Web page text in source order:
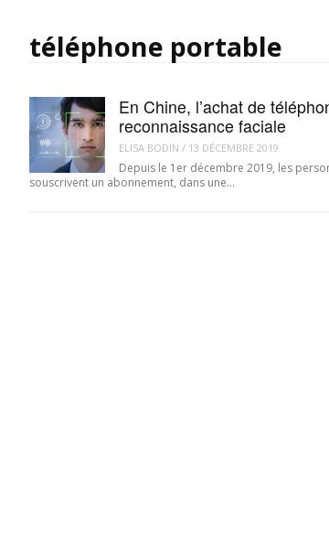
téléphone portable
En Chine, l’achat de
reconnaissance faciale
ELISA BODIN / 13 DÉCEMBRE 2019
Depuis le 1er décembre 2019, les
souscrivent un abonnement, dans une…